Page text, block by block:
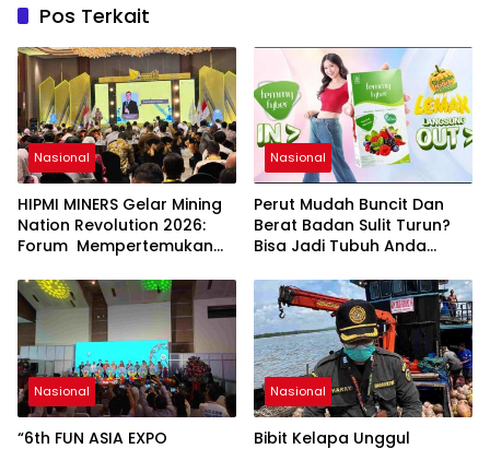
Pos Terkait
Nasional
HIPMI MINERS Gelar Mining
Nation Revolution 2026:
Forum Mempertemukan
Investor, Akademisi, dan
Pengusaha dalam
Mendukung Percepatan
Hilirisasi Nasional.
Nasional
Perut Mudah Buncit Dan
Berat Badan Sulit Turun?
Bisa Jadi Tubuh Anda
Nasional
“6th FUN ASIA EXPO
Nasional
Bibit Kelapa Unggul